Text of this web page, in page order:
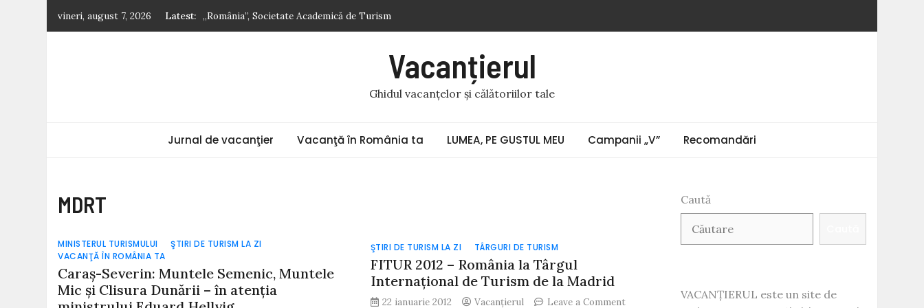
vineri, august 7, 2026 Latest: „România”, Societate Academică de Turism
Nicolae Iorga: Din Italia. Veneţia (9) „Doi gladiatori de același metal bat ceasurile cu
Vacanțierul
Ghidul vacanțelor și călătoriilor tale
Jurnal de vacanţier Vacanţă în România ta LUMEA, PE GUSTUL MEU Campanii „V” Recomandări
MDRT
MINISTERUL TURISMULUI
ŞTIRI DE TURISM LA ZI
VACANŢĂ ÎN ROMÂNIA TA
Caraş-Severin: Muntele Semenic, Muntele
Mic şi Clisura Dunării – în atenţia
ŞTIRI DE TURISM LA ZI TÂRGURI DE TURISM
FITUR 2012 – România la Târgul
Internaţional de Turism de la Madrid
22 ianuarie 2012 Vacanțierul Leave a Commenton
Caută
VACANȚIERUL este un site de